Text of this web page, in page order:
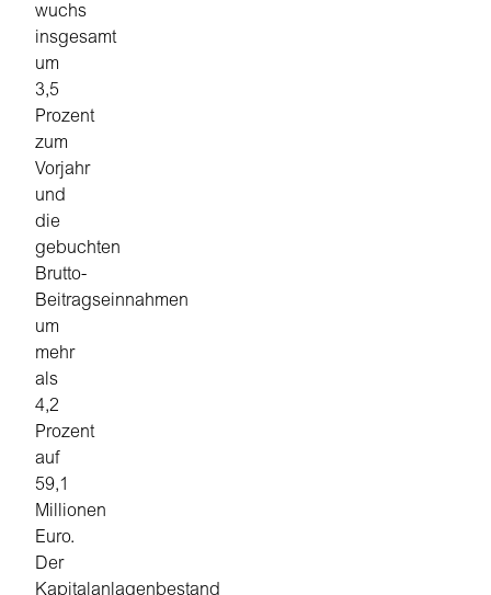
wuchs
insgesamt
um
3,5
Prozent
zum
Vorjahr
und
die
gebuchten
Brutto-
Beitragseinnahmen
um
mehr
als
4,2
Prozent
auf
59,1
Millionen
Euro.
Der
Kapitalanlagenbestand